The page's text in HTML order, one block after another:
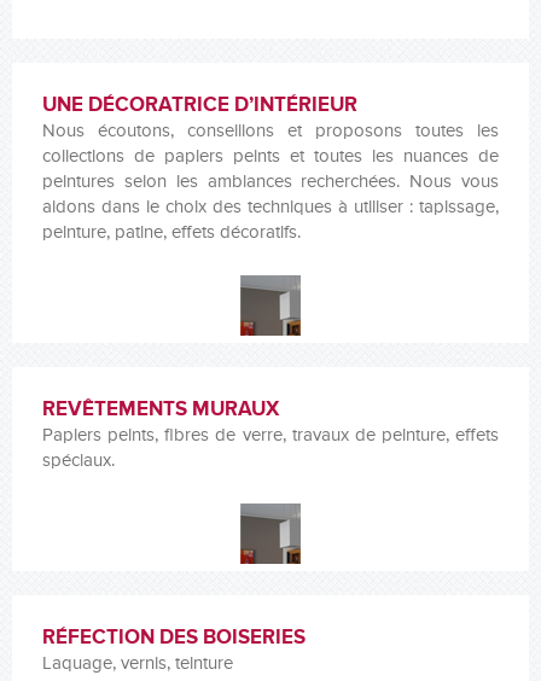
UNE DÉCORATRICE D’INTÉRIEUR
Nous écoutons, conseillons et proposons toutes les
collections de papiers peints et toutes les nuances de
peintures selon les ambiances recherchées. Nous vous
aidons dans le choix des techniques à utiliser : tapissage,
peinture, patine, effets décoratifs.
REVÊTEMENTS MURAUX
Papiers peints, fibres de verre, travaux de peinture, effets
spéciaux.
RÉFECTION DES BOISERIES
Laquage, vernis, teinture